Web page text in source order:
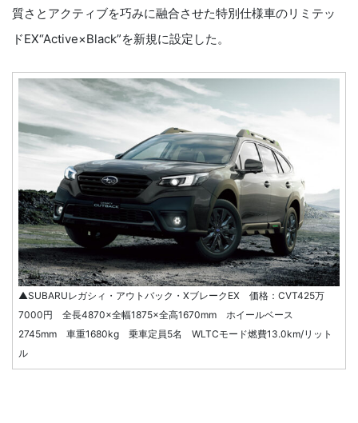
質さとアクティブを巧みに融合させた特別仕様車のリミテッ
ドEX“Active×Black”を新規に設定した。
▲SUBARUレガシィ・アウトバック・XブレークEX 価格：CVT425万
7000円 全長4870×全幅1875×全高1670mm ホイールベース
2745mm 車重1680kg 乗車定員5名 WLTCモード燃費13.0km/リット
ル